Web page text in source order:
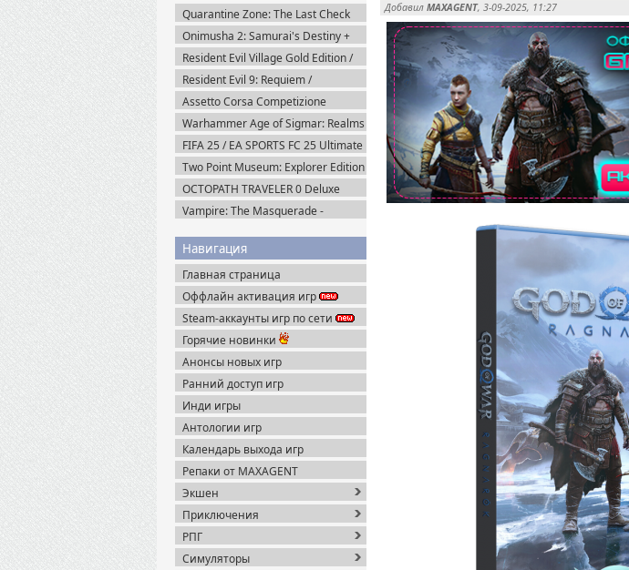
Quarantine Zone: The Last Check
v.1.1.13.1981 + Все DLC (2026)
Пиратка
Onimusha 2: Samurai's Destiny +
DLC (2025) Пиратка
Resident Evil Village Gold Edition /
Resident Evil 8 (2021) Portable
Resident Evil 9: Requiem /
BIOHAZARD Реквием (2026)
Пиратка
Assetto Corsa Competizione
v.1.10.3 + Все DLC (2019) Пиратка
Warhammer Age of Sigmar: Realms
of Ruin Ultimate Edition (2023)
Steam-Rip
FIFA 25 / EA SPORTS FC 25 Ultimate
Edition (2024) EA-Rip
Two Point Museum: Explorer Edition
(2025) Steam-Rip
OCTOPATH TRAVELER 0 Deluxe
Edition v.1.0.8 (2025) Portable
Vampire: The Masquerade -
v.53085 (2025) Portable
Навигация
Главная страница
Оффлайн активация игр
Steam-аккаунты игр по сети
Горячие новинки
Анонсы новых игр
Ранний доступ игр
Инди игры
Антологии игр
Календарь выхода игр
Репаки от MAXAGENT
Экшен
Приключения
РПГ
Симуляторы
Добавил MAXAGENT, 3-09-2025, 11:27